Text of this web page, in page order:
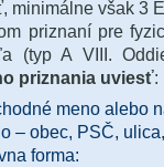
minimálne však 3
priznaní pre
(typ A VIII.
priznania uviesť:
meno alebo
– obec, PSČ,